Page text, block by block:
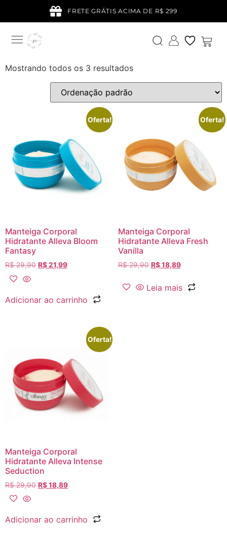
FRETE GRÁTIS ACIMA DE R$ 299
Mostrando todos os 3 resultados
Oferta!
Manteiga Corporal
Hidratante Alleva Bloom
Fantasy
R$29,90 R$21,99
Adicionar ao carrinho
Oferta!
Manteiga Corporal
Hidratante Alleva Fresh
Vanilla
R$29,90 R$18,89
Leia mais
Oferta!
Manteiga Corporal
Hidratante Alleva Intense
Seduction
R$29,90 R$18,89
Adicionar ao carrinho